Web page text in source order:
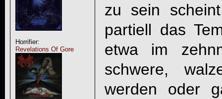
Horrifier:
Revelations Of Gore
zu sein
partiell das
etwa im
schwere,
werden oder